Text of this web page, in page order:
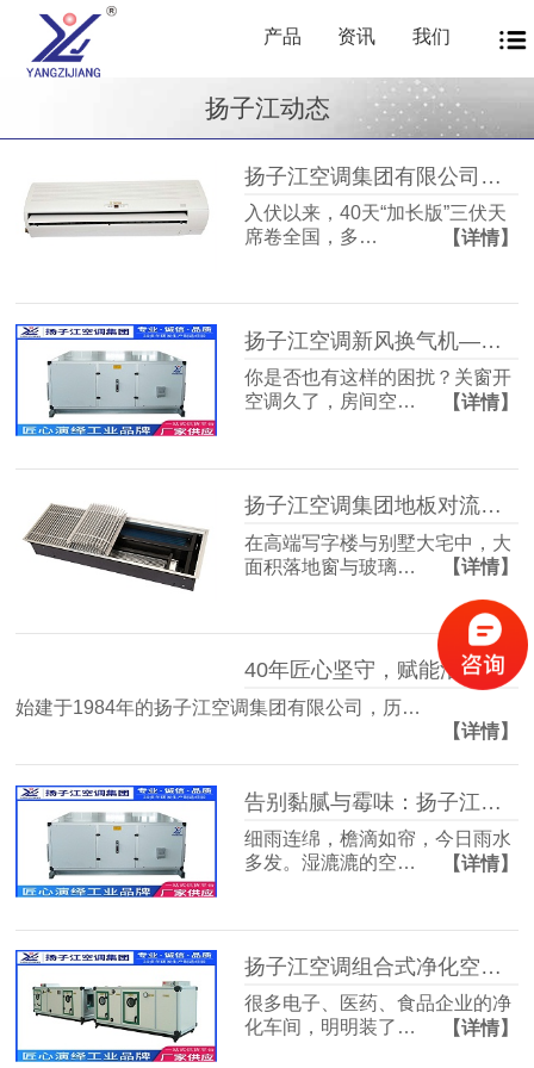
产品 资讯 我们
扬子江动态
扬子江空调集团有限公司商用暖通源头厂家，40年匠心护航从容度伏
入伏以来，40天“加长版”三伏天
席卷全国，多…
【详情】
扬子江空调新风换气机——告别室内空气闷浊，畅享洁净富氧新生活
你是否也有这样的困扰？关窗开
空调久了，房间空…
【详情】
扬子江空调集团地板对流器：破解冬冷夏热难题，打造四季如春的舒适空间
在高端写字楼与别墅大宅中，大
面积落地窗与玻璃…
【详情】
40年匠心坚守，赋能洁净空气未来
始建于1984年的扬子江空调集团有限公司，历…
【详情】
告别黏腻与霉味：扬子江空调的梅雨季舒适生活指南
细雨连绵，檐滴如帘，今日雨水
多发。湿漉漉的空…
【详情】
扬子江空调组合式净化空调箱，彻底解决车间洁净度不达标难题
很多电子、医药、食品企业的净
化车间，明明装了…
【详情】